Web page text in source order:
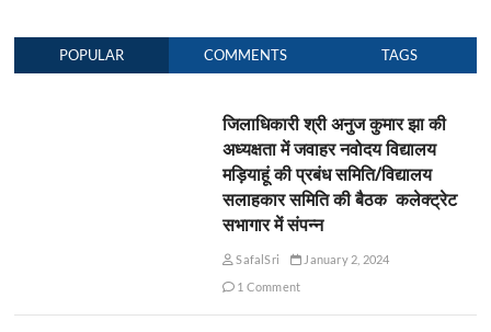
POPULAR COMMENTS TAGS
जिलाधिकारी श्री अनुज कुमार झा की
अध्यक्षता में जवाहर नवोदय विद्यालय
मड़ियाहूं की प्रबंध समिति/विद्यालय
सलाहकार समिति की बैठक कलेक्ट्रेट
सभागार में संपन्न
SafalSri
January 2, 2024
1 Comment